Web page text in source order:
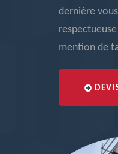
dernière
mention de